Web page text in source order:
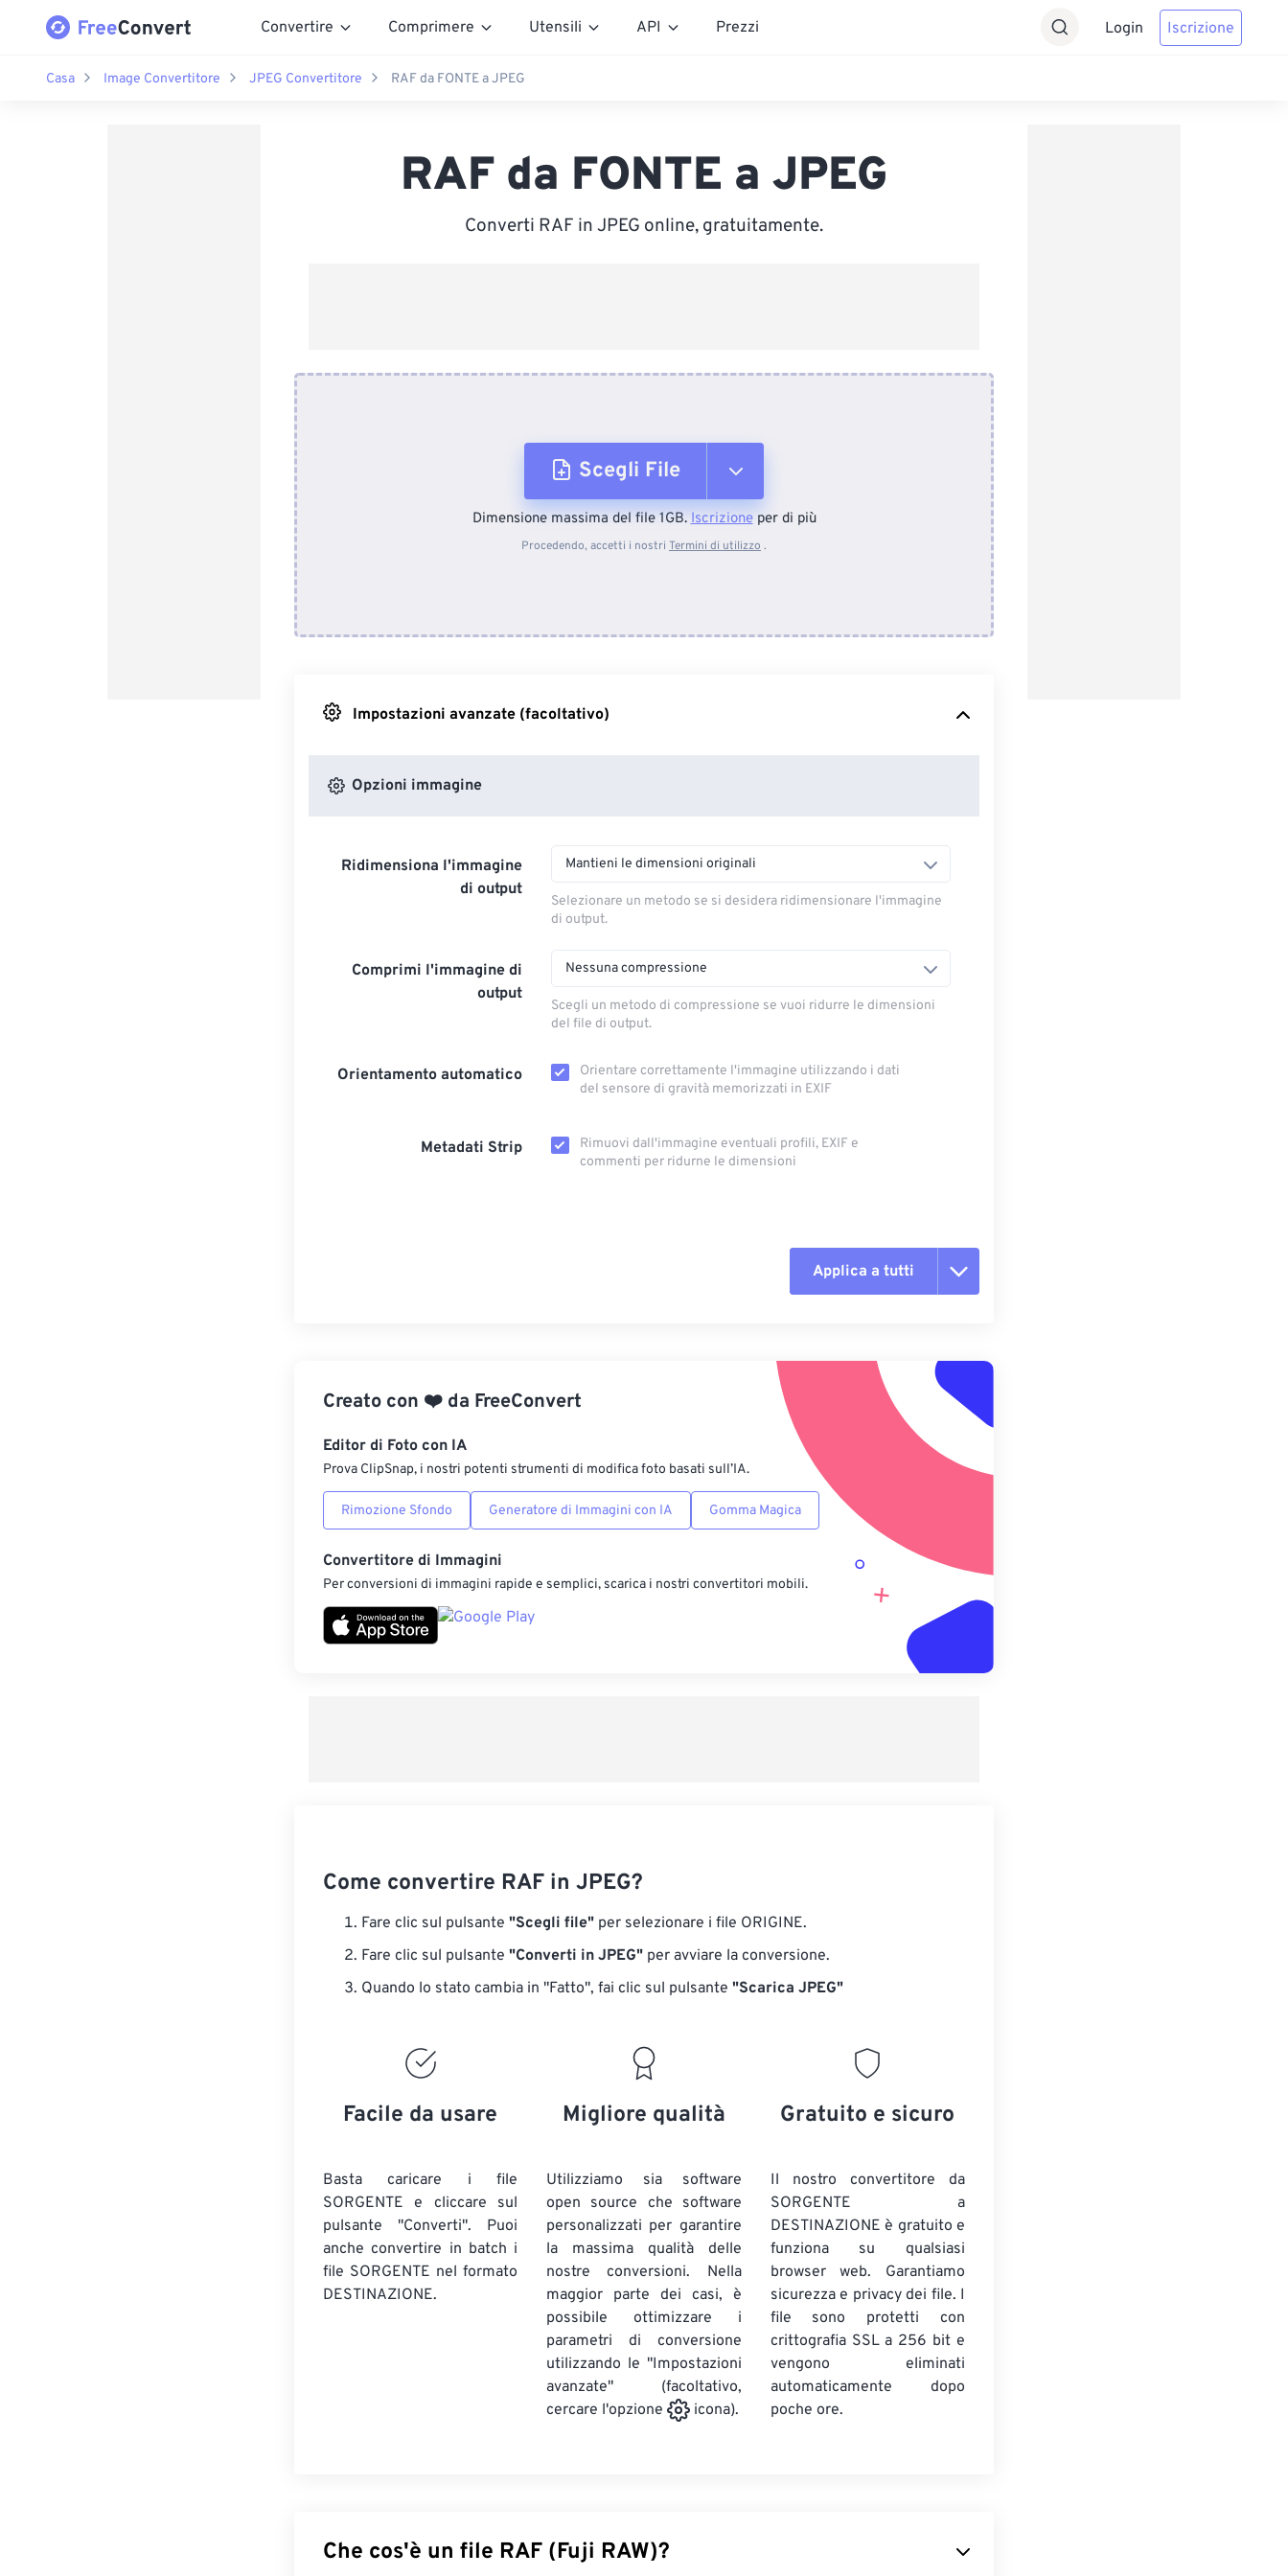
Convertire Comprimere Utensili API Prezzi Login Iscrizione
Casa Image Convertitore JPEG Convertitore RAF da FONTE a JPEG
RAF da FONTE a JPEG
Converti RAF in JPEG online, gratuitamente.
Scegli File
Dal dispositivo
Dimensione massima del file 1GB.Iscrizioneper di più
Procedendo, accetti i nostri Termini di utilizzo .
Impostazioni avanzate (facoltativo)
Opzioni immagine
Ridimensiona l'immagine
di output
Mantieni le dimensioni originali
Selezionare un metodo se si desidera ridimensionare l'immagine
di output.
Comprimi l'immagine di
output
Nessuna compressione
Scegli un metodo di compressione se vuoi ridurre le dimensioni
del file di output.
Orientamento automatico
Orientare correttamente l'immagine utilizzando i dati
del sensore di gravità memorizzati in EXIF
Metadati Strip
Rimuovi dall'immagine eventuali profili, EXIF ​​e
commenti per ridurne le dimensioni
Applica a tutti
Applica da preimpostazione
Salva come predefinito
Creato con ❤️ da FreeConvert
Editor di Foto con IA
Prova ClipSnap, i nostri potenti strumenti di modifica foto basati sull’IA.
Rimozione Sfondo Generatore di Immagini con IA Gomma Magica
Convertitore di Immagini
Per conversioni di immagini rapide e semplici, scarica i nostri convertitori mobili.
Come convertire RAF in JPEG?
Fare clic sul pulsante "Scegli file" per selezionare i file ORIGINE.
Fare clic sul pulsante "Converti in JPEG" per avviare la conversione.
Quando lo stato cambia in "Fatto", fai clic sul pulsante "Scarica JPEG"
Facile da usare
Basta caricare i file
SORGENTE e cliccare sul
pulsante "Converti". Puoi
anche convertire in batch i
file SORGENTE nel formato
DESTINAZIONE.
Migliore qualità
Utilizziamo sia software
open source che software
personalizzati per garantire
la massima qualità delle
nostre conversioni. Nella
maggior parte dei casi, è
possibile ottimizzare i
parametri di conversione
utilizzando le "Impostazioni
avanzate" (facoltativo,
cercare l'opzione
icona).
Gratuito e sicuro
Il nostro convertitore da
SORGENTE a
DESTINAZIONE è gratuito e
funziona su qualsiasi
browser web. Garantiamo
sicurezza e privacy dei file. I
file sono protetti con
crittografia SSL a 256 bit e
vengono eliminati
automaticamente dopo
poche ore.
Che cos'è un file RAF (Fuji RAW)?